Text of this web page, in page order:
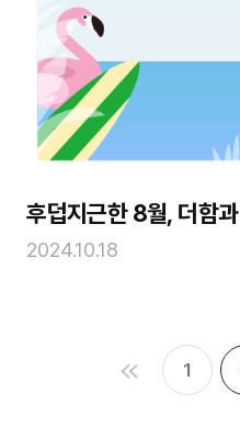
후덥지근한 8월, 더함
2024.10.18
1